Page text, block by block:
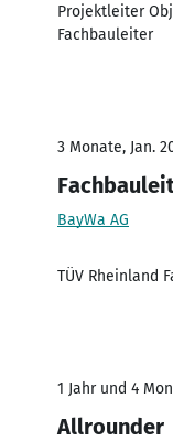
Projektleiter
Fachbauleiter
3 Monate, Jan.
BayWa AG
TÜV Rheinland
1 Jahr und 4
Allrounder